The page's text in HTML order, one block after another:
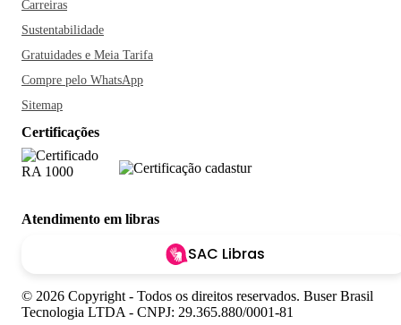
Carreiras
Sustentabilidade
Gratuidades e Meia Tarifa
Compre pelo WhatsApp
Sitemap
Certificações
Atendimento em libras
SAC Libras
© 2026 Copyright - Todos os direitos reservados. Buser Brasil
Tecnologia LTDA - CNPJ: 29.365.880/0001-81